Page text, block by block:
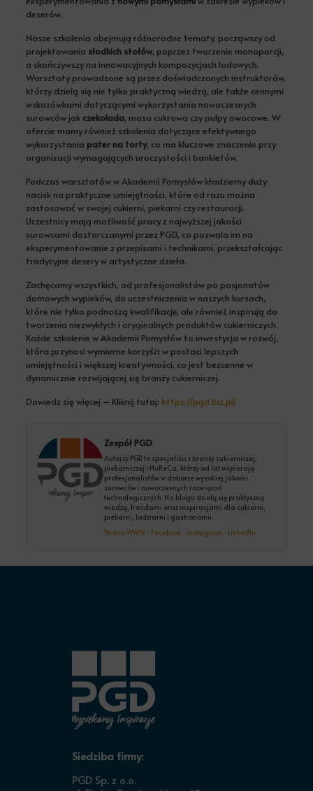
deserów.
Nasze szkolenia obejmują różnorodne tematy, począwszy od
projektowania słodkich stołów, poprzez tworzenie monoporcji,
a skończywszy na innowacyjnych kompozycjach lodowych.
Warsztaty prowadzone są przez doświadczonych instruktorów,
którzy dzielą się nie tylko praktyczną wiedzą, ale także cennymi
wskazówkami dotyczącymi wykorzystania nowoczesnych
surowców jak czekolada, masa cukrowa czy pulpy owocowe. W
ofercie mamy również szkolenia dotyczące efektywnego
wykorzystania pater na torty, co ma kluczowe znaczenie przy
organizacji wymagających uroczystości i bankietów.
Podczas warsztatów w Akademii Pomysłów kładziemy duży
nacisk na praktyczne umiejętności, które od razu można
zastosować w swojej cukierni, piekarni czy restauracji.
Uczestnicy mają możliwość pracy z najwyższej jakości
surowcami dostarczanymi przez PGD, co pozwala im na
eksperymentowanie z przepisami i technikami, przekształcając
tradycyjne desery w artystyczne dzieła.
Zachęcamy wszystkich, od profesjonalistów po pasjonatów
domowych wypieków, do uczestniczenia w naszych kursach,
które nie tylko podnoszą kwalifikacje, ale również inspirują do
tworzenia niezwykłych i oryginalnych produktów cukierniczych.
Każde szkolenie w Akademii Pomysłów to inwestycja w rozwój,
która przynosi wymierne korzyści w postaci lepszych
umiejętności i większej kreatywności, co jest bezcenne w
dynamicznie rozwijającej się branży cukierniczej.
Dowiedz się więcej – Kliknij tutaj: https://pgd.biz.pl/
Zespół PGD
Autorzy PGD to specjaliści z branży cukierniczej,
piekarniczej i HoReCa, którzy od lat wspierają
profesjonalistów w doborze wysokiej jakości
surowców i nowoczesnych rozwiązań
technologicznych. Na blogu dzielą się praktyczną
wiedzą, trendami oraz inspiracjami dla cukierni,
piekarni, lodziarni i gastronomii.
Strona WWW · Facebook · Instagram · LinkedIn
Siedziba firmy:
PGD Sp. z o.o.